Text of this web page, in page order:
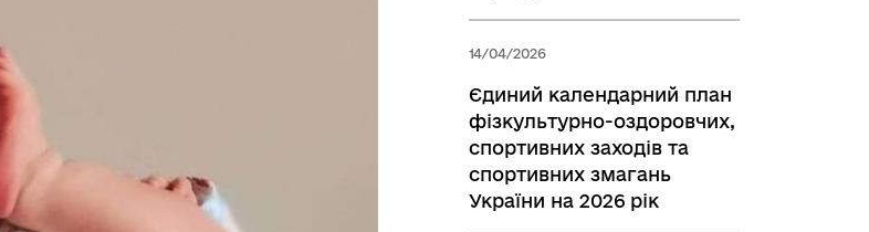
14/04/2026
Єдиний календарний план
фізкультурно-оздоровчих,
спортивних заходів та
спортивних змагань
України на 2026 рік